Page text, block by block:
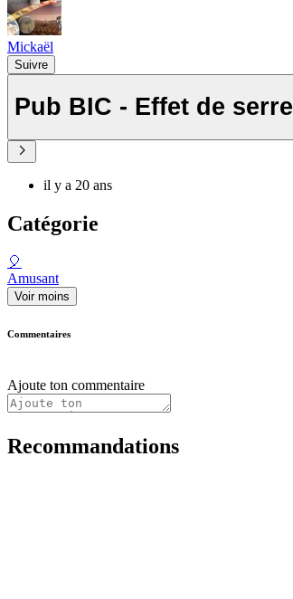
Mickaël
Suivre
Pub BIC - Effet de serre
il y a 20 ans
Catégorie
🎈
Amusant
Voir moins
Commentaires
Ajoute ton commentaire
Recommandations